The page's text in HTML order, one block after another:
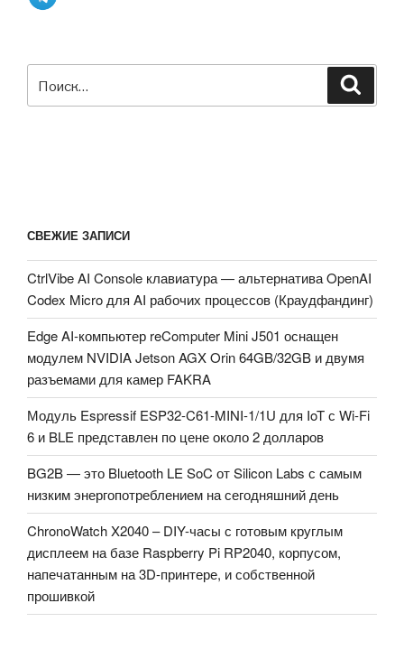
СВЕЖИЕ ЗАПИСИ
CtrlVibe AI Console клавиатура — альтернатива OpenAI
Codex Micro для AI рабочих процессов (Краудфандинг)
Edge AI-компьютер reComputer Mini J501 оснащен
модулем NVIDIA Jetson AGX Orin 64GB/32GB и двумя
разъемами для камер FAKRA
Модуль Espressif ESP32-C61-MINI-1/1U для IoT с Wi-Fi
6 и BLE представлен по цене около 2 долларов
BG2B — это Bluetooth LE SoC от Silicon Labs с самым
низким энергопотреблением на сегодняшний день
ChronoWatch X2040 – DIY-часы с готовым круглым
дисплеем на базе Raspberry Pi RP2040, корпусом,
напечатанным на 3D-принтере, и собственной
прошивкой